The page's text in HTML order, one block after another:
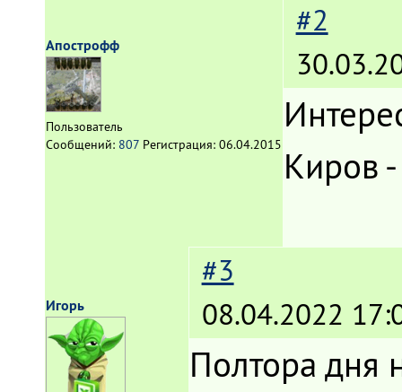
Апострофф
Пользователь
Сообщений: 807 Регистрация: 06.04.2015
#2
Киров -
Игорь
#3
08.04.2022
Полтора дня